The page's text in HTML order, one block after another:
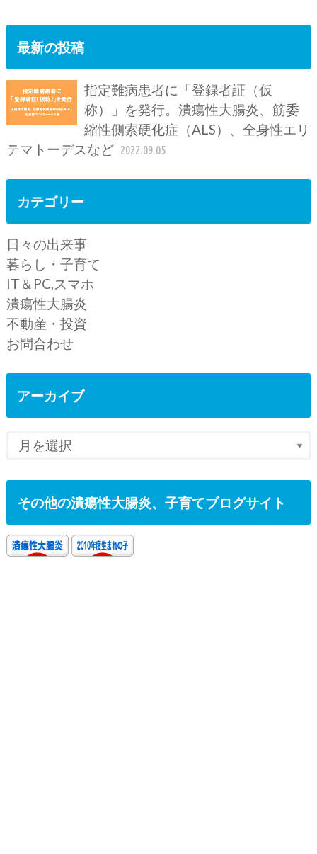
最新の投稿
指定難病患者に「登録者証（仮
称）」を発行。潰瘍性大腸炎、筋委
縮性側索硬化症（ALS）、全身性エリ
テマトーデスなど 2022.09.05
カテゴリー
日々の出来事
暮らし・子育て
IT＆PC,スマホ
潰瘍性大腸炎
不動産・投資
お問合わせ
アーカイブ
その他の潰瘍性大腸炎、子育てブログサイト